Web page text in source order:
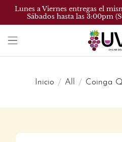
Lunes a Viernes entregas el
Sábados hasta las 3:00pm
Inicio All Coinga